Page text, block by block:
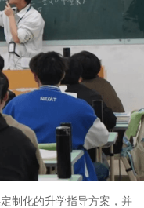
制化的升学指导方案，并